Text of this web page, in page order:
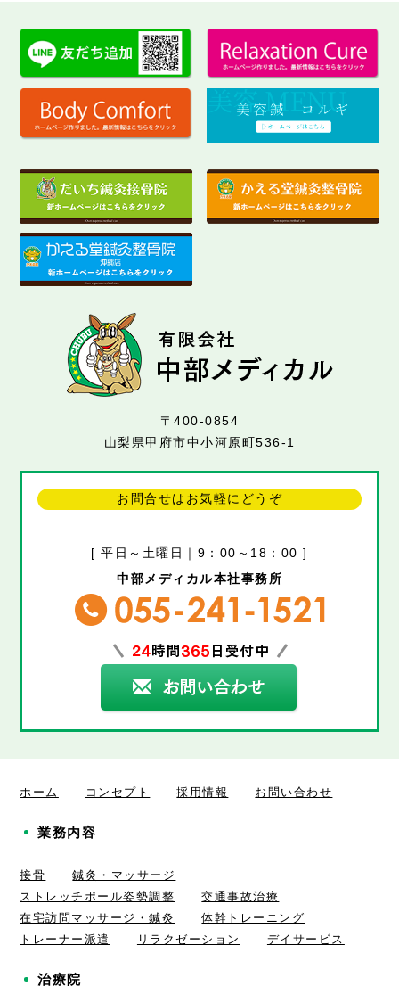
〒400-0854
山梨県甲府市中小河原町536-1
お問合せはお気軽にどうぞ
[ 平日～土曜日｜9：00～18：00 ]
中部メディカル本社事務所
ホーム コンセプト 採用情報 お問い合わせ
業務内容
接骨
鍼灸・マッサージ
ストレッチポール姿勢調整
交通事故治療
在宅訪問マッサージ・鍼灸
体幹トレーニング
トレーナー派遣
リラクゼーション デイサービス
治療院